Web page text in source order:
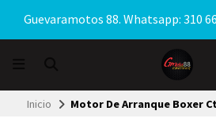
Guevaramotos 88. Whatsapp: 310
Inicio Motor De Arranque Boxer